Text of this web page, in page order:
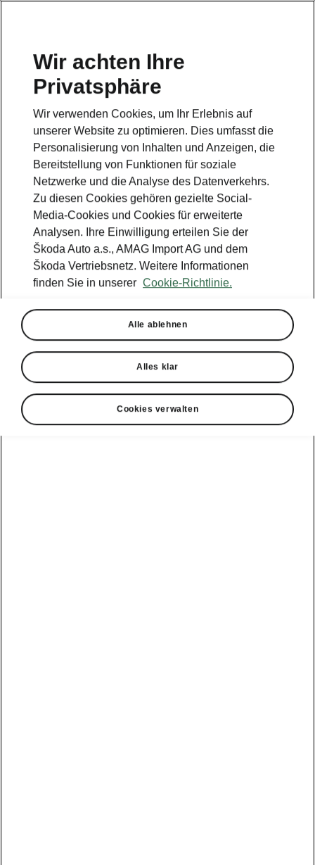
Wir achten Ihre
Privatsphäre
Wir verwenden Cookies, um Ihr Erlebnis auf
unserer Website zu optimieren. Dies umfasst die
Personalisierung von Inhalten und Anzeigen, die
Bereitstellung von Funktionen für soziale
Netzwerke und die Analyse des Datenverkehrs.
Zu diesen Cookies gehören gezielte Social-
Media-Cookies und Cookies für erweiterte
Analysen. Ihre Einwilligung erteilen Sie der
Škoda Auto a.s., AMAG Import AG und dem
Škoda Vertriebsnetz. Weitere Informationen
finden Sie in unserer Cookie-Richtlinie.
Alle ablehnen
Alles klar
Cookies verwalten